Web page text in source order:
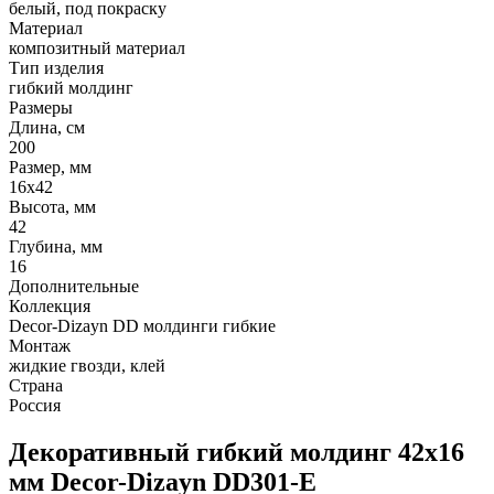
белый, под покраску
Материал
композитный материал
Тип изделия
гибкий молдинг
Размеры
Длина, см
200
Размер, мм
16х42
Высота, мм
42
Глубина, мм
16
Дополнительные
Коллекция
Decor-Dizayn DD молдинги гибкие
Монтаж
жидкие гвозди, клей
Страна
Россия
Декоративный гибкий молдинг 42х16
мм Decor-Dizayn DD301-E